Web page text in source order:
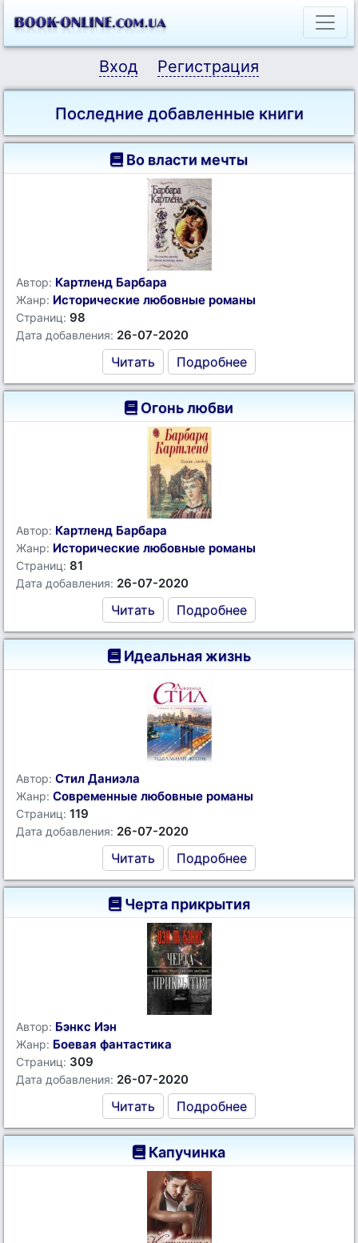
Вход Регистрация
Последние добавленные книги
Во власти мечты
Автор: Картленд Барбара
Жанр: Исторические любовные романы
Страниц: 98
Дата добавления: 26-07-2020
Читать Подробнее
Огонь любви
Автор: Картленд Барбара
Жанр: Исторические любовные романы
Страниц: 81
Дата добавления: 26-07-2020
Читать Подробнее
Идеальная жизнь
Автор: Стил Даниэла
Жанр: Современные любовные романы
Страниц: 119
Дата добавления: 26-07-2020
Читать Подробнее
Черта прикрытия
Автор: Бэнкс Иэн
Жанр: Боевая фантастика
Страниц: 309
Дата добавления: 26-07-2020
Читать Подробнее
Капучинка